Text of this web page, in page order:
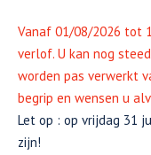
Vanaf 01/08/2026 tot
verlof. U kan nog
worden pas verwerkt
begrip en wensen u
Let op : op vrijdag 31
zijn!